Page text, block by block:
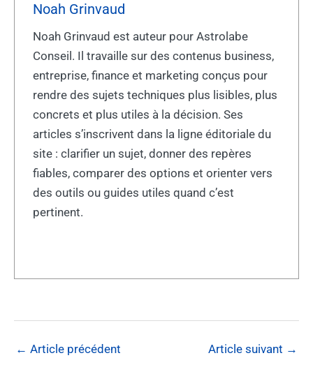
Noah Grinvaud
Noah Grinvaud est auteur pour Astrolabe
Conseil. Il travaille sur des contenus business,
entreprise, finance et marketing conçus pour
rendre des sujets techniques plus lisibles, plus
concrets et plus utiles à la décision. Ses
articles s’inscrivent dans la ligne éditoriale du
site : clarifier un sujet, donner des repères
fiables, comparer des options et orienter vers
des outils ou guides utiles quand c’est
pertinent.
← Article précédent Article suivant →